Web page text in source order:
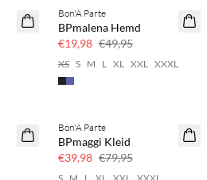
SAVE20
Bon'A Parte
BPmalena Hemd
€19,98 €49,95
XS S M L XL XXL XXXL
50 % Rabatt
Bon'A Parte
BPmaggi Kleid
€39,98 €79,95